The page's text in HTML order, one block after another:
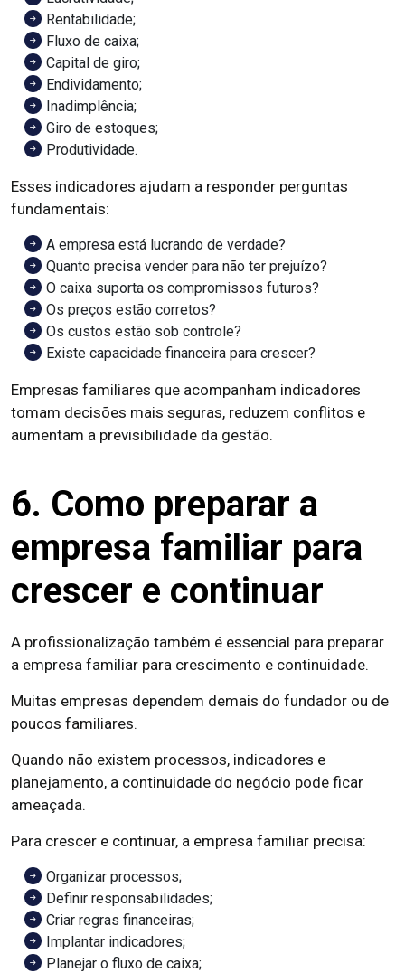
Rentabilidade;
Fluxo de caixa;
Capital de giro;
Endividamento;
Inadimplência;
Giro de estoques;
Produtividade.
Esses indicadores ajudam a responder perguntas
fundamentais:
A empresa está lucrando de verdade?
Quanto precisa vender para não ter prejuízo?
O caixa suporta os compromissos futuros?
Os preços estão corretos?
Os custos estão sob controle?
Existe capacidade financeira para crescer?
Empresas familiares que acompanham indicadores
tomam decisões mais seguras, reduzem conflitos e
aumentam a previsibilidade da gestão.
6. Como preparar a
empresa familiar para
crescer e continuar
A profissionalização também é essencial para preparar
a empresa familiar para crescimento e continuidade.
Muitas empresas dependem demais do fundador ou de
poucos familiares.
Quando não existem processos, indicadores e
planejamento, a continuidade do negócio pode ficar
ameaçada.
Para crescer e continuar, a empresa familiar precisa:
Organizar processos;
Definir responsabilidades;
Criar regras financeiras;
Implantar indicadores;
Planejar o fluxo de caixa;